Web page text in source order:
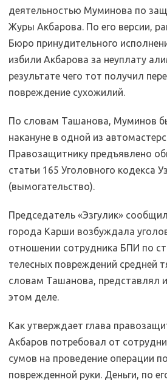
деятельностью Муминова по
Журы Акбарова. По его версии,
Бюро принудительного
избили Акбарова за неуплату
результате чего тот получил
повреждение сухожилий.
По словам Ташанова, Муминов
накануне в одной из
Правозащитнику предъявлено
статьи 165 Уголовного кодекса
(вымогательство).
Председатель «Эзгулик»
города Карши возбуждала
отношении сотрудника БПИ по
телесных повреждений средней
словам Ташанова, представлял
этом деле.
Как утверждает глава
Акбаров потребовал от
сумов на проведение операции
поврежденной руки. Деньги, по